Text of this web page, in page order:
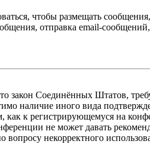
чтобы размещать
отправка email-сообщений,
закон Соединённых Штатов,
наличие иного вида
к регистрирующемуся на
не может давать
вопросу некорректного